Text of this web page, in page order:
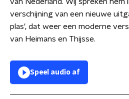
verschijning van een nieuwe
plas', dat weer een moderne
van Heimans en Thijsse.
Speel audio af